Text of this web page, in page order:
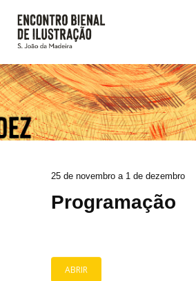
25 de novembro a 1 de dezembro
Programação
ABRIR